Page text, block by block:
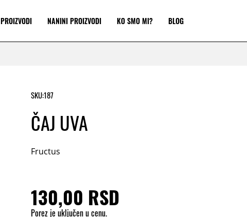
PROIZVODI NANINI PROIZVODI KO SMO MI? BLOG
SKU:187
ČAJ UVA
Fructus
130,00 RSD
Porez je uključen u cenu.